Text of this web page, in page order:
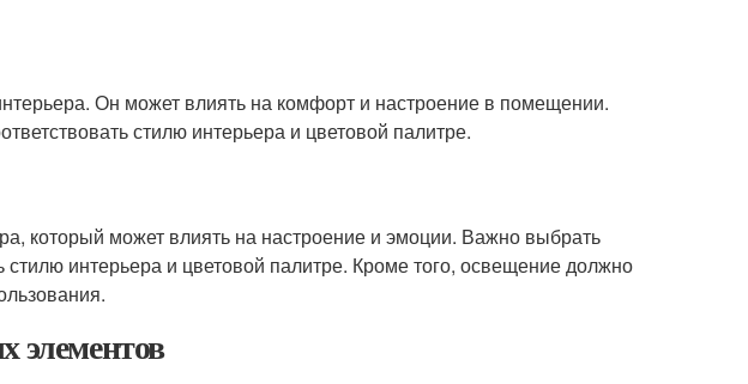
Он может влиять на комфорт и настроение в помещении.
стилю интерьера и цветовой палитре.
который может влиять на настроение и эмоции. Важно выбрать
стилю интерьера и цветовой палитре. Кроме того, освещение должно
элементов